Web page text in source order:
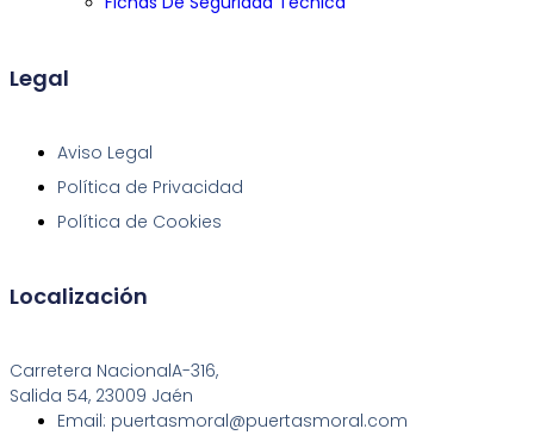
Legal
Aviso Legal
Política de Privacidad
Política de Cookies
Localización
Carretera NacionalA-316,
Salida 54, 23009 Jaén
Email: puertasmoral@puertasmoral.com